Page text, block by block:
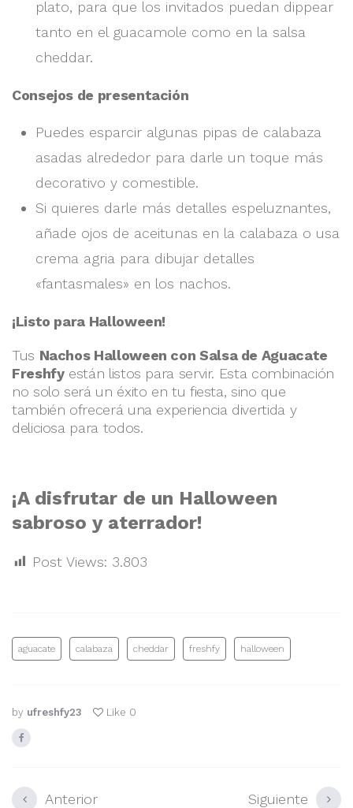
plato, para que los invitados puedan dippear
tanto en el guacamole como en la salsa
cheddar.
Consejos de presentación
Puedes esparcir algunas pipas de calabaza
asadas alrededor para darle un toque más
decorativo y comestible.
Si quieres darle más detalles espeluznantes,
añade ojos de aceitunas en la calabaza o usa
crema agria para dibujar detalles
«fantasmales» en los nachos.
¡Listo para Halloween!
Tus Nachos Halloween con Salsa de Aguacate
Freshfyestán listos para servir. Esta combinación
no solo será un éxito en tu fiesta, sino que
también ofrecerá una experiencia divertida y
deliciosa para todos.
¡A disfrutar de un Halloween
sabroso y aterrador!
Post Views: 3.803
aguacate calabaza cheddar freshfy halloween
by ufreshfy23 Like 0
Anterior Siguiente